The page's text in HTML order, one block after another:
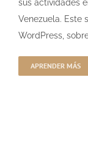
sus actividades
Venezuela. Este
WordPress,
APRENDER MÁS